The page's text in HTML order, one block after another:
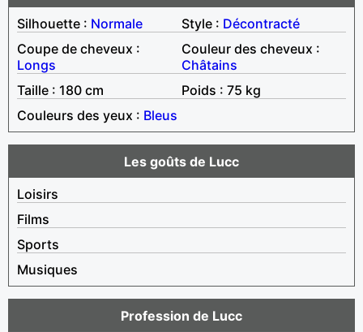
Silhouette : Normale Style : Décontracté
Coupe de cheveux :
Longs
Couleur des cheveux :
Châtains
Taille : 180 cm
Poids : 75 kg
Couleurs des yeux : Bleus
Les goûts de Lucc
Loisirs
Films
Sports
Musiques
Profession de Lucc